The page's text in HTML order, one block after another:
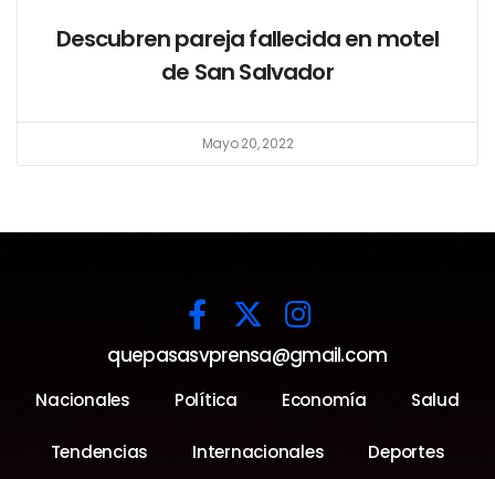
Descubren pareja fallecida en motel
de San Salvador
Mayo 20, 2022
quepasasvprensa@gmail.com
Nacionales Política Economía Salud
Tendencias Internacionales Deportes